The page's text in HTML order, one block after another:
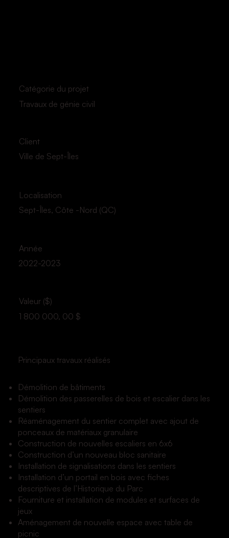
Travaux de génie civil
Catégorie du projet
Localisation
Valeur ($)
Client
Année
Principaux travaux réalisés
Sept-Îles, Côte -Nord (QC)
1 800 000, 00 $
Ville de Sept-Îles
2022-2023
Démolition de bâtiments
Démolition des passerelles de bois et escalier dans les
sentiers
Réaménagement du sentier complet avec ajout de
ponceaux de matériaux granulaire
Construction de nouvelles escaliers en 6x6
Construction d’un nouveau bloc sanitaire
Installation de signalisations dans les sentiers
Installation d’un portail en bois avec fiches
descriptives de l’Historique du Parc
Fourniture et installation de modules et surfaces de
jeux
Aménagement de nouvelle espace avec table de
picnic